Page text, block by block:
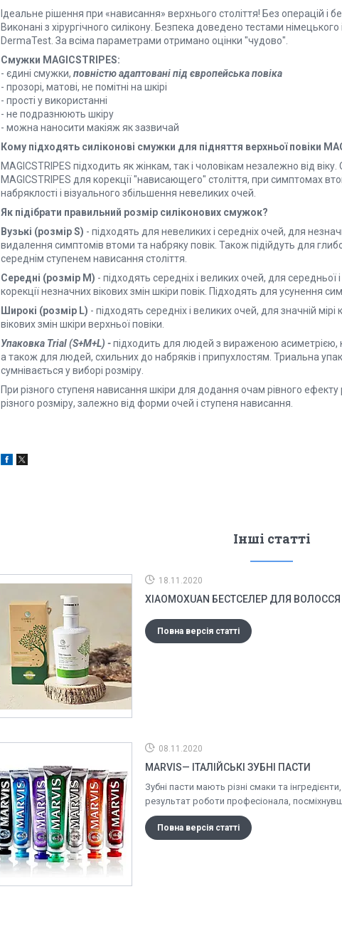
Ідеальне рішення при «нависання» верхнього століття! Без операцій і
Виконані з хірургічного силікону. Безпека доведено тестами
DermaTest. За всіма параметрами отримано оцінки "чудово".
Смужки MAGICSTRIPES:
- єдині смужки, повністю адаптовані під європейська повіка
- прозорі, матові, не помітні на шкірі
- прості у використанні
- не подразнюють шкіру
- можна наносити макіяж як зазвичай
Кому підходять силіконові смужки для підняття верхньої повіки
MAGICSTRIPES підходить як жінкам, так і чоловікам незалежно від
MAGICSTRIPES для корекції "нависающего" століття, при симптомах
набряклості і візуального збільшення невеликих очей.
Як підібрати правильний розмір силіконових смужок?
Вузькі (розмір S) - підходять для невеликих і середніх очей, для
видалення симптомів втоми та набряку повік. Також підійдуть для
середнім ступенем нависання століття.
Середні (розмір М) - підходять середніх і великих очей, для
корекції незначних вікових змін шкіри повік. Підходять для усунення
Широкі (розмір L) - підходять середніх і великих очей, для значній
вікових змін шкіри верхньої повіки.
Упаковка Trial (S+M+L) -підходить для людей з вираженою асиметрією,
а також для людей, схильних до набряків і припухлостям. Триальна
сумнівається у виборі розміру.
При різного ступеня нависання шкіри для додання очам рівного
різного розміру, залежно від форми очей і ступеня нависання.
Інші статті
18.11.2020
XIAOMOXUAN БЕСТСЕЛЕР ДЛЯ ВОЛОССЯ
Повна версія статті
08.11.2020
MARVIS— ІТАЛІЙСЬКІ ЗУБНІ ПАСТИ
Зубні пасти мають різні смаки та
результат роботи професіонала,
Повна версія статті